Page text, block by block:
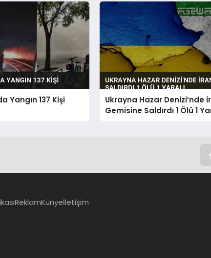
Yangın 137 Kişi
Ukrayna Hazar Denizi’nde
Gemisine Saldırdı 1 Ölü 1
ReklamKünyeİletişim